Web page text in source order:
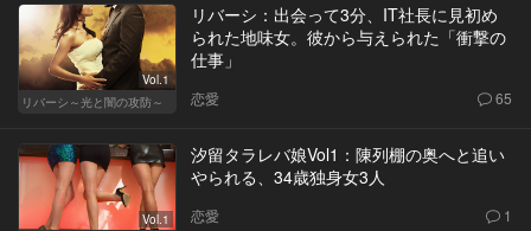
Vol.1
リバーシ～光と闇の攻防～
リバーシ：出会って3分、IT社長に見初め
られた地味女。彼から与えられた「衝撃の
仕事」
恋愛 65
Vol.1
汐留タラレバ娘Vol1：陳列棚の奥へと追い
やられる、34歳独身女3人
恋愛 1